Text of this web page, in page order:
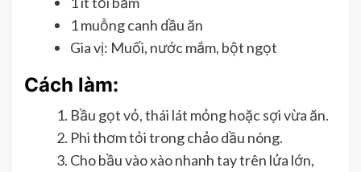
1 muỗng canh dầu ăn
Gia vị: Muối, nước mắm, bột ngọt
Cách làm:
Bầu gọt vỏ, thái lát mỏng hoặc sợi vừa ăn.
Phi thơm tỏi trong chảo dầu nóng.
Cho bầu vào xào nhanh tay trên lửa lớn,